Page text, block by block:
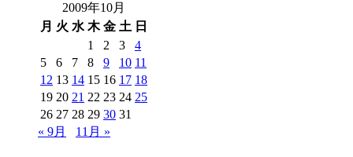
2009年10月
月 火 水 木 金 土 日
1
2 3
4
5
6 7 8 9 10 11
12 13 14 15 16 17 18
19 20 21 22 23 24 25
26 27 28 29 30 31
« 9月
11月 »